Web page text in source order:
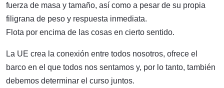
fuerza de masa y tamaño, así como a pesar de su propia
filigrana de peso y respuesta inmediata.
Flota por encima de las cosas en cierto sentido.
La UE crea la conexión entre todos nosotros, ofrece el
barco en el que todos nos sentamos y, por lo tanto, también
debemos determinar el curso juntos.